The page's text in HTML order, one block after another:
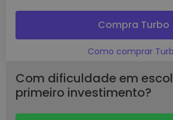
Compra Turbo
Como comprar
Com dificuldade em
primeiro investimento?